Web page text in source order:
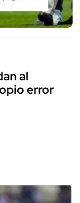
al
error